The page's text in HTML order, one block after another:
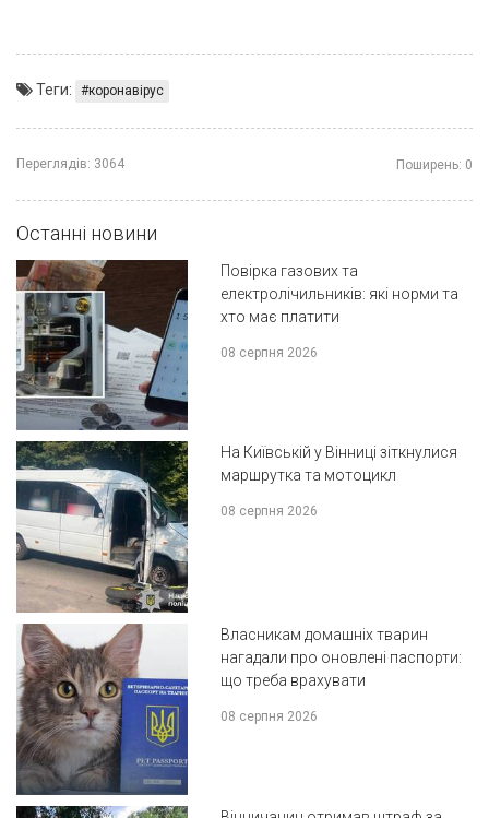
Теги: коронавірус
Переглядів: 3064 Поширень: 0
Останні новини
Повірка газових та
електролічильників: які норми та
хто має платити
08 серпня 2026
На Київській у Вінниці зіткнулися
маршрутка та мотоцикл
08 серпня 2026
Власникам домашніх тварин
нагадали про оновлені паспорти:
що треба врахувати
08 серпня 2026